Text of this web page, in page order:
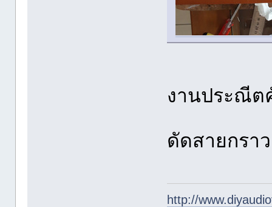
งานประณี
ดัดสายกรา
http://